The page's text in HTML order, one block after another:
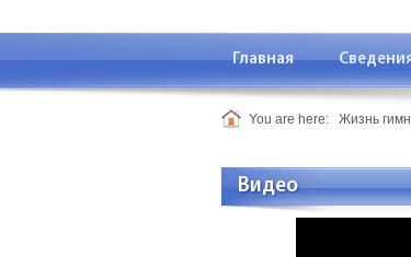
Главная
You are here: Жизнь
Видео